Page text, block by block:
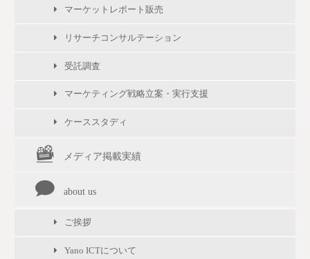
マーケットレポート販売
リサーチコンサルテーション
受託調査
マーケティング戦略立案・実行支援
ケーススタディ
メディア掲載実績
about us
ご挨拶
Yano ICTについて